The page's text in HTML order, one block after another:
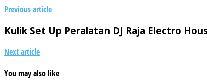
Previous article
Kulik Set Up Peralatan DJ Raja Electro
Next article
You may also like